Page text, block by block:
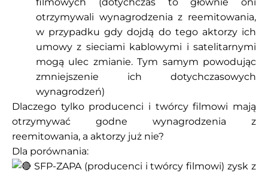
filmowych (dotychczas to głównie oni
otrzymywali wynagrodzenia z reemitowania,
w przypadku gdy dojdą do tego aktorzy ich
umowy z sieciami kablowymi i satelitarnymi
mogą ulec zmianie. Tym samym powodując
zmniejszenie ich dotychczasowych
wynagrodzeń)
Dlaczego tylko producenci i twórcy filmowi mają
otrzymywać godne wynagrodzenia z
reemitowania, a aktorzy już nie?
Dla porównania:
SFP-ZAPA (producenci i twórcy filmowi) zysk z